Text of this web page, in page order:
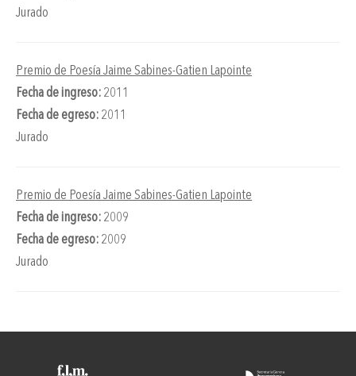
Jurado
Premio de Poesía Jaime Sabines-Gatien Lapointe
Fecha de ingreso: 2011
Fecha de egreso: 2011
Jurado
Premio de Poesía Jaime Sabines-Gatien Lapointe
Fecha de ingreso: 2009
Fecha de egreso: 2009
Jurado